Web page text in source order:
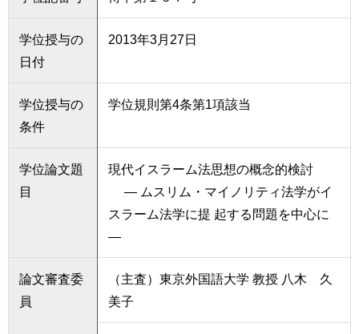
ト
ッ
学位授与の
日付
2013年3月27日
学位授与の
条件
学位規則第4条第1項該当
学位論文題
目
現代イスラーム法思想の概念的検討
― ムスリム・マイノリティ法学がイ
スラーム法学に提 起する問題を中心に
―
論文審査委
員
（主査）東京外国語大学 教授 八木 久
美子